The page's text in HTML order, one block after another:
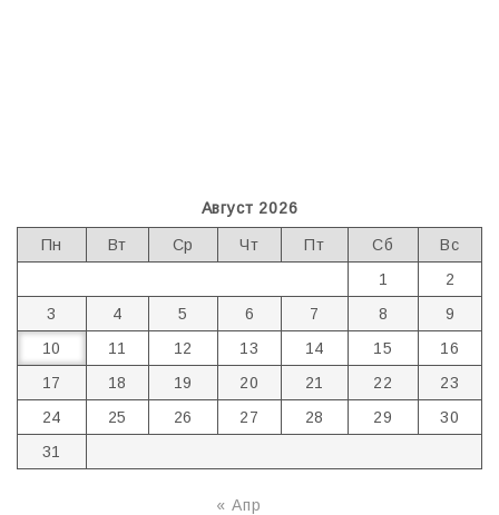
Август 2026
Пн Вт Ср Чт Пт Сб
Вс
1
2
3
4 5 6 7 8
9
10
11 12 13 14 15
16
17
18 19 20 21 22
23
24
25 26 27 28 29
30
31
« Апр